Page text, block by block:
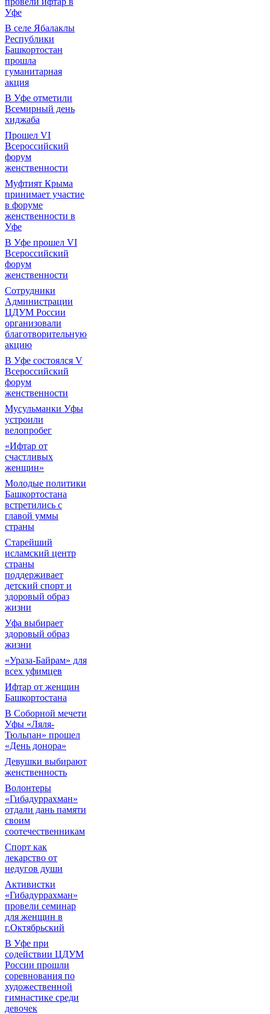
Уфе
В селе Ябалаклы
Республики
Башкортостан
прошла
гуманитарная
акция
В Уфе отметили
Всемирный день
хиджаба
Прошел VI
Всероссийский
форум
женственности
Муфтият Крыма
принимает участие
в форуме
женственности в
Уфе
В Уфе прошел VI
Всероссийский
форум
женственности
Сотрудники
Администрации
ЦДУМ России
организовали
благотворительную
акцию
В Уфе состоялся V
Всероссийский
форум
женственности
Мусульманки Уфы
устроили
велопробег
«Ифтар от
счастливых
женщин»
Молодые политики
Башкортостана
встретились с
главой уммы
страны
Старейший
исламский центр
страны
поддерживает
детский спорт и
здоровый образ
жизни
Уфа выбирает
здоровый образ
жизни
«Ураза-Байрам» для
всех уфимцев
Ифтар от женщин
Башкортостана
В Соборной мечети
Уфы «Ляля-
Тюльпан» прошел
«День донора»
Девушки выбирают
женственность
Волонтеры
«Гибадуррахман»
отдали дань памяти
своим
соотечественникам
Спорт как
лекарство от
недугов души
Активистки
«Гибадуррахман»
провели семинар
для женщин в
г.Октябрьский
В Уфе при
содействии ЦДУМ
России прошли
соревнования по
художественной
гимнастике среди
девочек